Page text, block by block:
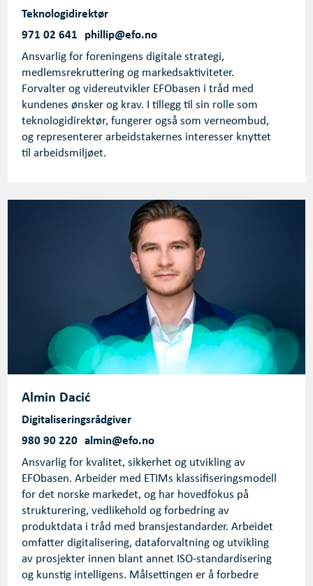
Teknologidirektør
971 02 641 phillip@efo.no
Ansvarlig for foreningens digitale strategi,
medlemsrekruttering og markedsaktiviteter.
Forvalter og videreutvikler EFObasen i tråd med
kundenes ønsker og krav. I tillegg til sin rolle som
teknologidirektør, fungerer også som verneombud,
og representerer arbeidstakernes interesser knyttet
til arbeidsmiljøet.
Almin Dacić
Digitaliseringsrådgiver
980 90 220 almin@efo.no
Ansvarlig for kvalitet, sikkerhet og utvikling av
EFObasen. Arbeider med ETIMs klassifiseringsmodell
for det norske markedet, og har hovedfokus på
strukturering, vedlikehold og forbedring av
produktdata i tråd med bransjestandarder. Arbeidet
omfatter digitalisering, dataforvaltning og utvikling
av prosjekter innen blant annet ISO-standardisering
og kunstig intelligens. Målsettingen er å forbedre